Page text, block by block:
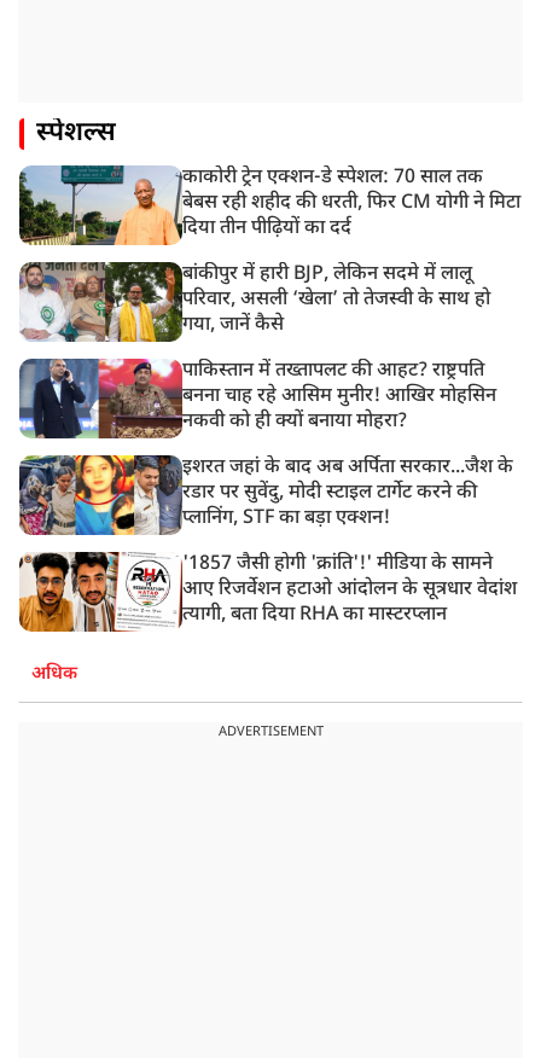
स्पेशल्स
काकोरी ट्रेन एक्शन-डे स्पेशल: 70 साल तक
बेबस रही शहीद की धरती, फिर CM योगी ने मिटा
दिया तीन पीढ़ियों का दर्द
बांकीपुर में हारी BJP, लेकिन सदमे में लालू
परिवार, असली ‘खेला’ तो तेजस्वी के साथ हो
गया, जानें कैसे
पाकिस्तान में तख्तापलट की आहट? राष्ट्रपति
बनना चाह रहे आसिम मुनीर! आखिर मोहसिन
नकवी को ही क्यों बनाया मोहरा?
इशरत जहां के बाद अब अर्पिता सरकार...जैश के
रडार पर सुवेंदु, मोदी स्टाइल टार्गेट करने की
प्लानिंग, STF का बड़ा एक्शन!
'1857 जैसी होगी 'क्रांति'!' मीडिया के सामने
आए रिजर्वेशन हटाओ आंदोलन के सूत्रधार वेदांश
त्यागी, बता दिया RHA का मास्टरप्लान
अधिक
ADVERTISEMENT